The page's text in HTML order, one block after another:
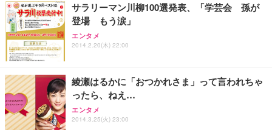
Sezlife オフィスチェア デスクチェア 疲れない テレ
ワーク チェア 強化バックレスト 30度ロッキング機
能 人間工学 椅子 腰サポート 90度跳ね上げ式アーム
ョン PCチェア 通気性メッシュ ゲーミング/勉強/事
務用 おしゃれ パソコンチェア (ブラック)
Sezlife オフィスチェア デスクチェア 疲れない テレ
ワーク チェア 強化バックレスト 30度ロッキング機
能 人間工学 椅子 腰サポート 90度跳ね上げ式アーム
【純正品】27"ゲーミングモニター DualSense 充電
フック付き（CFI-ZDM1J）
【整備済み品】Dell E2724HS 27インチ 液晶モニタ
ー フルHD（1920×1080）VA 非光沢 HDMI/DisplayP
ort/VGA スピーカー内蔵 高さ調整 スイベル VESA対
ネオ・ルーライフ ネオ・オムツ L 中型犬用 26枚入
り 単品
Smart Basic(スマートベーシック) 【Amazon.co.jp
限定】 Smart Basic アイリスオーヤマ ペットシーツ
超厚型 お徳用 ワイド 100枚入 (x 1) (ケース販売)
サラリーマン川柳100選発表、「学芸会 孫が
登場 もう涙」
エンタメ
2014.2.20(木) 22:00
綾瀬はるかに「おつかれさま」って言われちゃ
ったら、ねえ…
エンタメ
2014.3.25(火) 23:00